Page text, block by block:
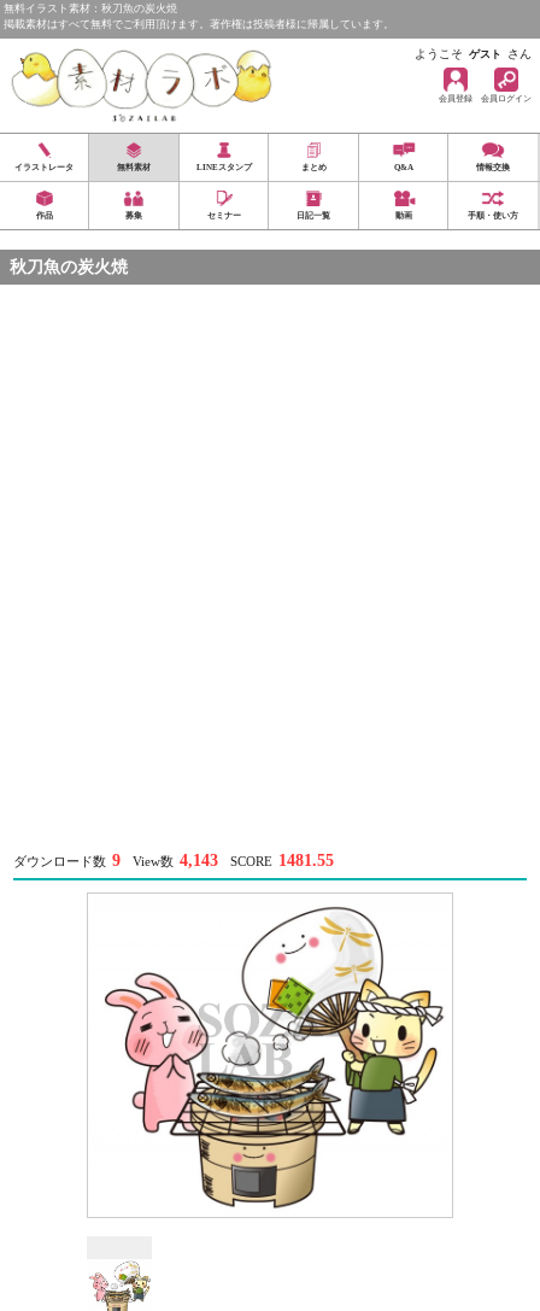
無料イラスト素材：秋刀魚の炭火焼
掲載素材はすべて無料でご利用頂けます。著作権は投稿者様に帰属しています。
ようこそ ゲスト さん
会員登録 会員ログイン
イラストレータ 無料素材 LINEスタンプ まとめ Q&A 情報交換
作品 募集 セミナー 日記一覧 動画 手順・使い方
秋刀魚の炭火焼
ダウンロード数 9 View数 4,143 SCORE 1481.55